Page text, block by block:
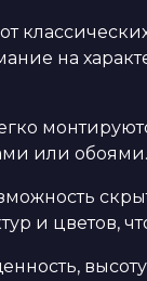
на
или обоями.
и цветов,